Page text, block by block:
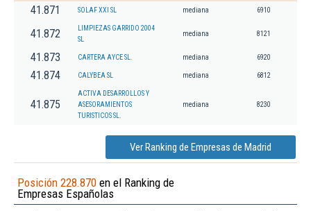
41.871 SOLAF XXI SL mediana 6910
41.872
LIMPIEZAS GARRIDO 2004
SL
mediana 8121
41.873 CARTERA AYCE SL. mediana 6920
41.874 CALYBEA SL mediana 6812
41.875
ACTIVA DESARROLLOS Y
ASESORAMIENTOS
TURISTICOS SL.
mediana 8230
Ver Ranking de Empresas de Madrid
Posición 228.870 en el Ranking de
Empresas Españolas